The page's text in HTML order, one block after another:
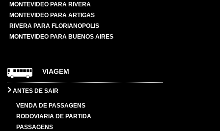
MONTEVIDEO PARA RIVERA
MONTEVIDEO PARA ARTIGAS
RIVERA PARA FLORIANOPOLIS
MONTEVIDEO PARA BUENOS AIRES
VIAGEM
ANTES DE SAIR
VENDA DE PASSAGENS
RODOVIARIA DE PARTIDA
PASSAGENS